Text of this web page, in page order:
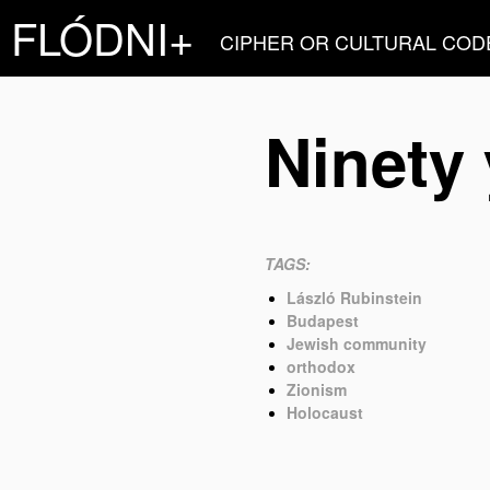
FLÓDNI+ CIPHER OR CULTURAL
Ninety
TAGS:
László Rubinstein
Budapest
Jewish community
orthodox
Zionism
Holocaust